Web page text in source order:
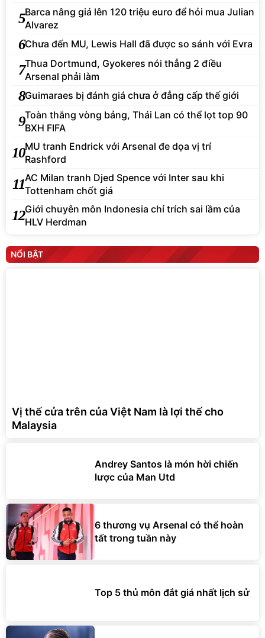
5Barca nâng giá lên 120 triệu euro để hỏi mua Julian
Alvarez
6Chưa đến MU, Lewis Hall đã được so sánh với Evra
7Thua Dortmund, Gyokeres nói thẳng 2 điều
Arsenal phải làm
8Guimaraes bị đánh giá chưa ở đẳng cấp thế giới
9Toàn thắng vòng bảng, Thái Lan có thể lọt top 90
BXH FIFA
10MU tranh Endrick với Arsenal đe dọa vị trí
Rashford
11AC Milan tranh Djed Spence với Inter sau khi
Tottenham chốt giá
12Giới chuyên môn Indonesia chỉ trích sai lầm của
HLV Herdman
NỔI BẬT
Vị thế cửa trên của Việt Nam là lợi thế cho
Malaysia
Andrey Santos là món hời chiến
lược của Man Utd
6 thương vụ Arsenal có thể hoàn
tất trong tuần này
Top 5 thủ môn đắt giá nhất lịch sử